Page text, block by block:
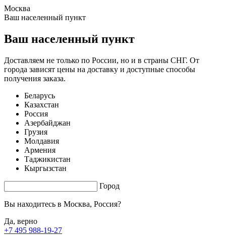
Москва
Ваш населенный пункт
Ваш населенный пункт
Доставляем не только по России, но и в страны СНГ. От
города зависят цены на доставку и доступные способы
получения заказа.
Беларусь
Казахстан
Россия
Азербайджан
Грузия
Молдавия
Армения
Таджикистан
Кыргызстан
Город
Вы находитесь в Москва, Россия?
Да, верно
+7 495 988-19-27